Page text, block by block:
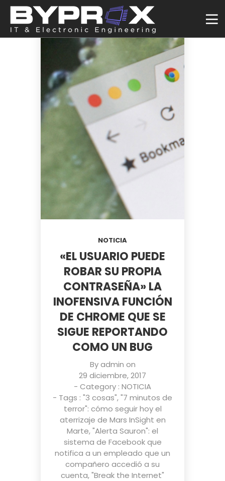
NOTICIA
«EL USUARIO PUEDE
ROBAR SU PROPIA
CONTRASEÑA» LA
INOFENSIVA FUNCIÓN
DE CHROME QUE SE
SIGUE REPORTANDO
COMO UN BUG
Byadmin on
29 diciembre, 2017
- Category : NOTICIA
- Tags : "3 cosas","7 minutos de
terror": cómo seguir hoy el
aterrizaje de Mars InSight en
Marte,"Alerta Sauron": el
sistema de Facebook que
notifica a un empleado que un
compañero accedió a su
cuenta,"Break the Internet"